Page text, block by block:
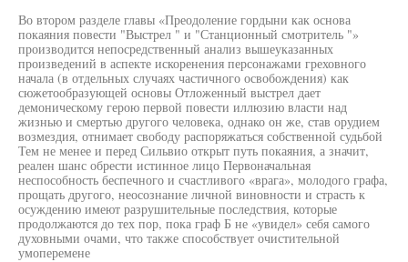
Во втором разделе главы «Преодоление гордыни как основа
покаяния повести "Выстрел " и "Станционный смотритель "»
производится непосредственный анализ вышеуказанных
произведений в аспекте искоренения персонажами греховного
начала (в отдельных случаях частичного освобождения) как
сюжетообразующей основы Отложенный выстрел дает
демоническому герою первой повести иллюзию власти над
жизнью и смертью другого человека, однако он же, став орудием
возмездия, отнимает свободу распоряжаться собственной судьбой
Тем не менее и перед Сильвио открыт путь покаяния, а значит,
реален шанс обрести истинное лицо Первоначальная
неспособность беспечного и счастливого «врага», молодого графа,
прощать другого, неосознание личной виновности и страсть к
осуждению имеют разрушительные последствия, которые
продолжаются до тех пор, пока граф Б не «увидел» себя самого
духовными очами, что также способствует очистительной
умоперемене